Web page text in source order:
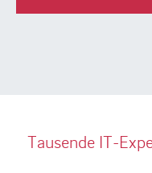
Tausende IT-